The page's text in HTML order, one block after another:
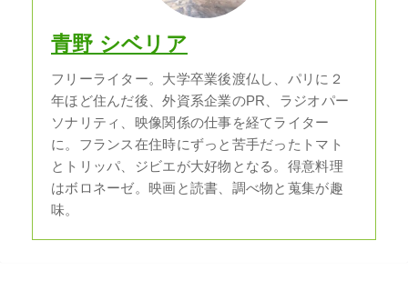
青野 シベリア
フリーライター。大学卒業後渡仏し、パリに２
年ほど住んだ後、外資系企業のPR、ラジオパー
ソナリティ、映像関係の仕事を経てライター
に。フランス在住時にずっと苦手だったトマト
とトリッパ、ジビエが大好物となる。得意料理
はボロネーゼ。映画と読書、調べ物と蒐集が趣
味。